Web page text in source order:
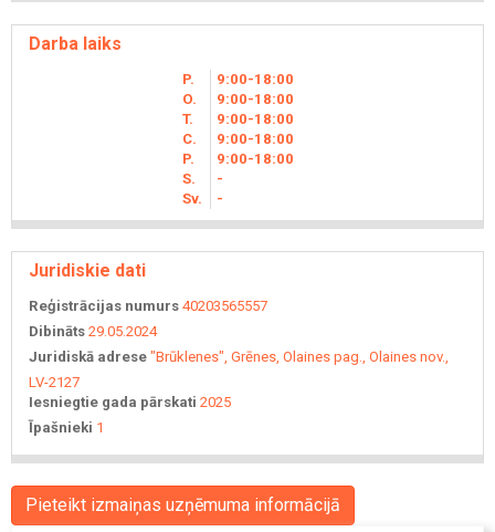
Darba laiks
P. 9 00-18 00
O.
9 00-18 00
T.
9 00-18 00
C.
9 00-18 00
P.
9 00-18 00
S.
-
Sv.
-
Juridiskie dati
Reģistrācijas numurs 40203565557
Dibināts 29.05.2024
Juridiskā adrese "Brūklenes", Grēnes, Olaines pag., Olaines nov.,
LV-2127
Iesniegtie gada pārskati 2025
Īpašnieki 1
Pieteikt izmaiņas uzņēmuma informācijā